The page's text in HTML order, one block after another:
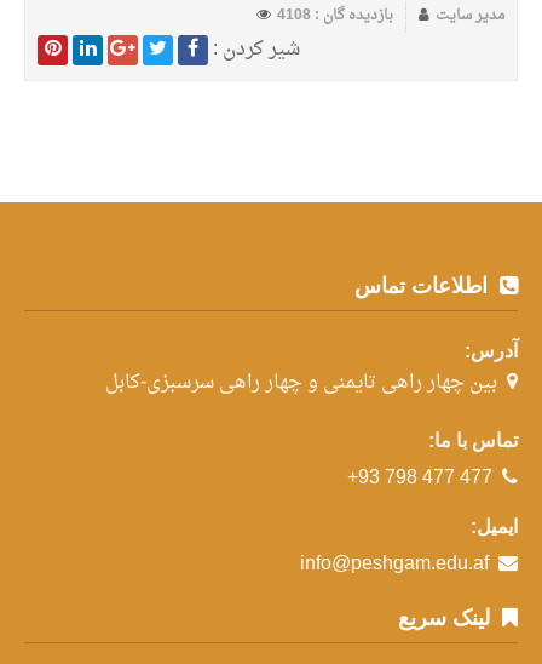
مدیر سایت بازدیده گان : 4108
شیر کردن :
اطلاعات تماس
آدرس:
بین چهار راهی تایمنی و چهار راهی سرسبزی-کابل
تماس با ما:
+93 798 477 477
ایمیل:
info@peshgam.edu.af
لینک سریع